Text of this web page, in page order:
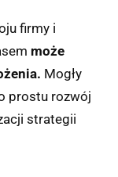
firmy i
może
Mogły
prostu rozwój
strategii